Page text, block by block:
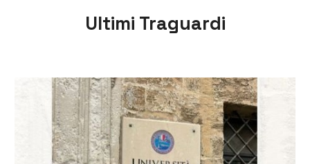
Ultimi Traguardi